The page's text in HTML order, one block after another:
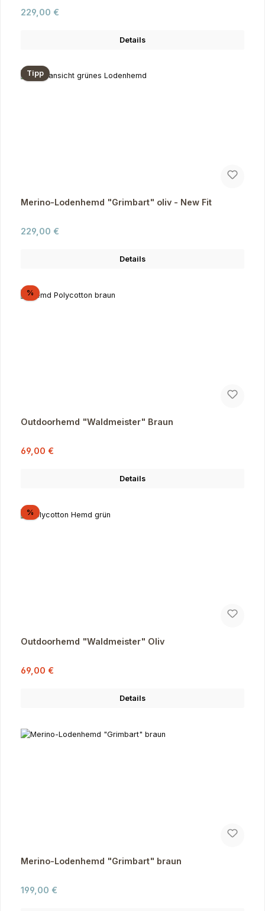
Regulärer Preis:
229,00 €
Details
Tipp
Merino-Lodenhemd "Grimbart" oliv - New Fit
Regulärer Preis:
229,00 €
Details
%Rabatt
Outdoorhemd "Waldmeister" Braun
Verkaufspreis:
69,00 €
Details
%Rabatt
Outdoorhemd "Waldmeister" Oliv
Verkaufspreis:
69,00 €
Details
Merino-Lodenhemd "Grimbart" braun
Regulärer Preis:
199,00 €